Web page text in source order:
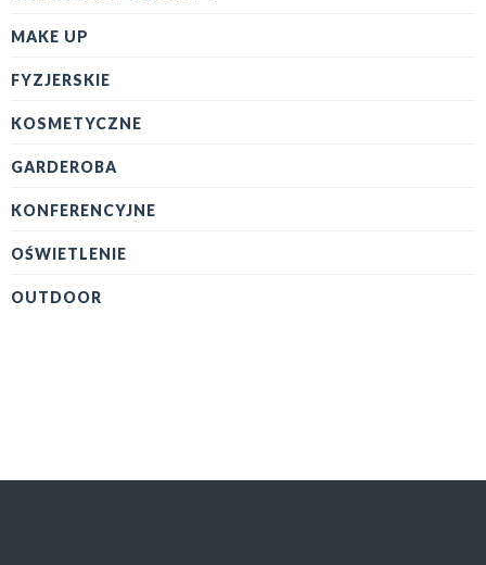
MAKE UP
FYZJERSKIE
KOSMETYCZNE
GARDEROBA
KONFERENCYJNE
OŚWIETLENIE
OUTDOOR